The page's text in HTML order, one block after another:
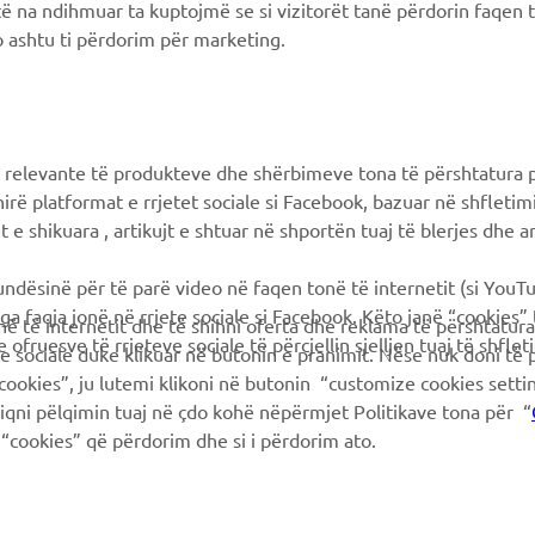
Yamaha Blog
Applicazioni mobili
Concessionari ufficiali
Gestione delle batterie
na ndihmuar ta kuptojmë se si vizitorët tanë përdorin
ti përdorim për marketing.
të produkteve dhe shërbimeve tona të përshtatura
platformat e rrjetet sociale si Facebook, bazuar në
shikuara , artikujt e shtuar në shportën tuaj të blerjes dhe
për të parë video në faqen tonë të internetit (si
faqja jonë në rrjete sociale si Facebook. Këto janë
ofruesve të rrjeteve sociale të përcjellin sjelljen tuaj të
të internetit dhe të shihni oferta dhe reklama të
sociale duke klikuar në butonin e pranimit. Nëse nuk doni të
ju lutemi klikoni në butonin “customize cookies
pëlqimin tuaj në çdo kohë nëpërmjet Politikave tona për “
që përdorim dhe si i përdorim ato.